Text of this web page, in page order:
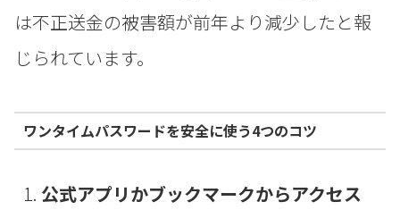
は不正送金の被害額が前年より減少したと報
じられています。
ワンタイムパスワードを安全に使う4つのコツ
公式アプリかブックマークからアクセス